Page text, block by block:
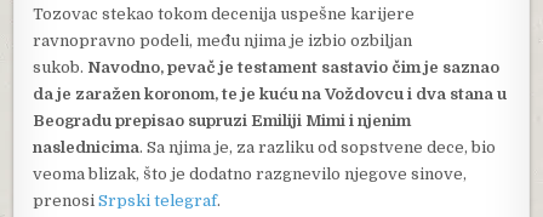
Tozovac stekao tokom decenija uspešne karijere
ravnopravno podeli, među njima je izbio ozbiljan
sukob. Navodno, pevač je testament sastavio čim je saznao
da je zaražen koronom, te je kuću na Voždovcu i dva stana u
Beogradu prepisao supruzi Emiliji Mimi i njenim
naslednicima. Sa njima je, za razliku od sopstvene dece, bio
veoma blizak, što je dodatno razgnevilo njegove sinove,
prenosiSrpski telegraf.